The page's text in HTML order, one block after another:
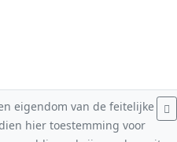
eigendom van de feitelijke
hier toestemming voor